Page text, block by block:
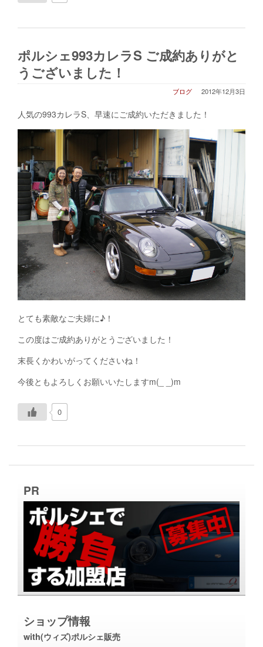
ポルシェ993カレラS ご成約ありがと
うございました！
2012年12月3日
ブログ
人気の993カレラS、早速にご成約いただきました！
とても素敵なご夫婦に♪！
この度はご成約ありがとうございました！
末長くかわいがってくださいね！
今後ともよろしくお願いいたしますm(_ _)m
0
PR
ショップ情報
with(ウィズ)ポルシェ販売